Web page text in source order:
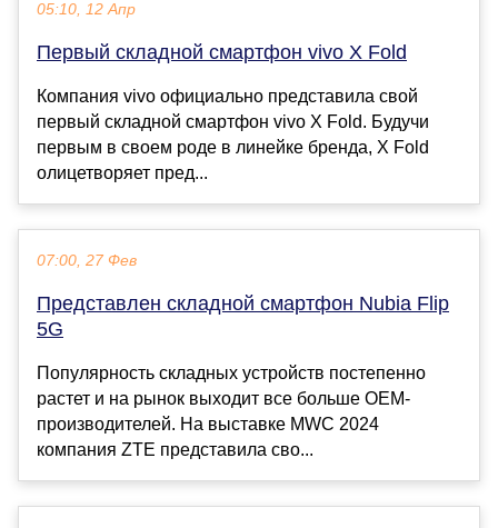
05:10, 12 Апр
Первый складной смартфон vivo X Fold
Компания vivo официально представила свой
первый складной смартфон vivo X Fold. Будучи
первым в своем роде в линейке бренда, X Fold
олицетворяет пред...
07:00, 27 Фев
Представлен складной смартфон Nubia Flip
5G
Популярность складных устройств постепенно
растет и на рынок выходит все больше OEM-
производителей. На выставке MWC 2024
компания ZTE представила сво...